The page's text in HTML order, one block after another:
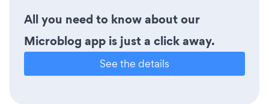
All you need to know about our
Microblog app is just a click away.
See the details